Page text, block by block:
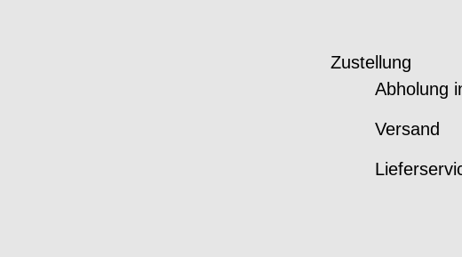
Zustellung
Abholung
Versand